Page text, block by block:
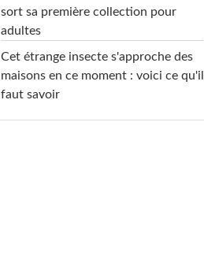
sort sa première collection pour
adultes
Cet étrange insecte s'approche des
maisons en ce moment : voici ce qu'il
faut savoir